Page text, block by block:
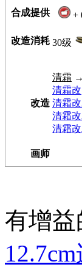
合成提供
+
改造消耗 30级
改造
清霜 →
清霜改
清霜
清霜
清霜
画师
有增益